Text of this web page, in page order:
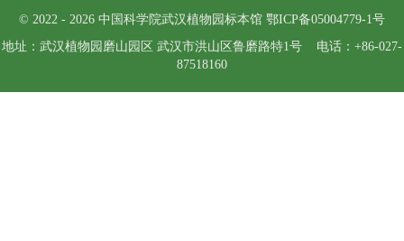
© 2022 - 2026 中国科学院武汉植物园标本馆 鄂ICP备05004779-1号
地址：武汉植物园磨山园区 武汉市洪山区鲁磨路特1号 电话：+86-027-
87518160